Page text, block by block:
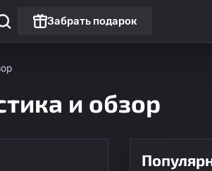
Забрать подарок
и обзор